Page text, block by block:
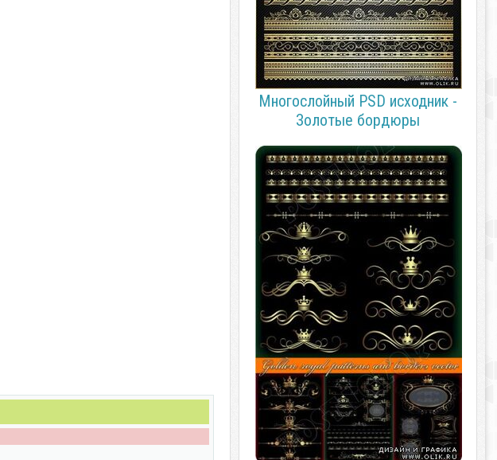
Многослойный PSD исходник -
Золотые бордюры